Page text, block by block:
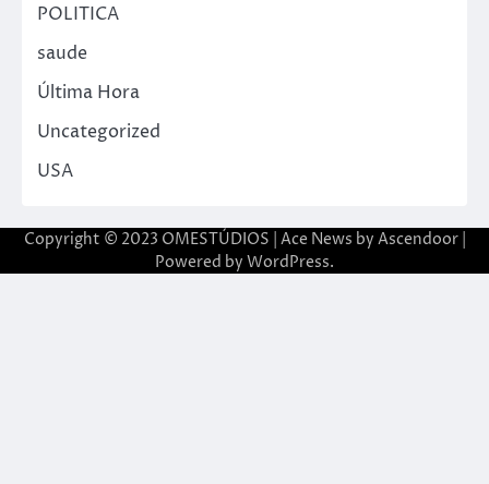
POLITICA
saude
Última Hora
Uncategorized
USA
Copyright © 2023 OMESTÚDIOS | Ace News by Ascendoor|
Powered by WordPress.